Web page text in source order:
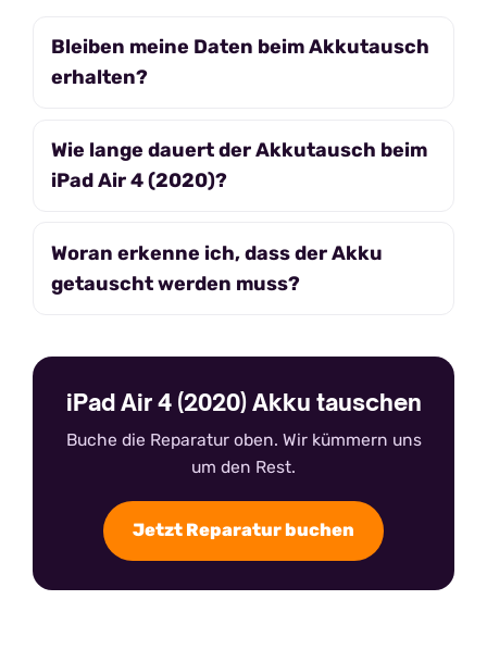
Bleiben meine Daten beim Akkutausch
erhalten?
Wie lange dauert der Akkutausch beim
iPad Air 4 (2020)?
Woran erkenne ich, dass der Akku
getauscht werden muss?
iPad Air 4 (2020) Akku tauschen
Buche die Reparatur oben. Wir kümmern uns
um den Rest.
Jetzt Reparatur buchen